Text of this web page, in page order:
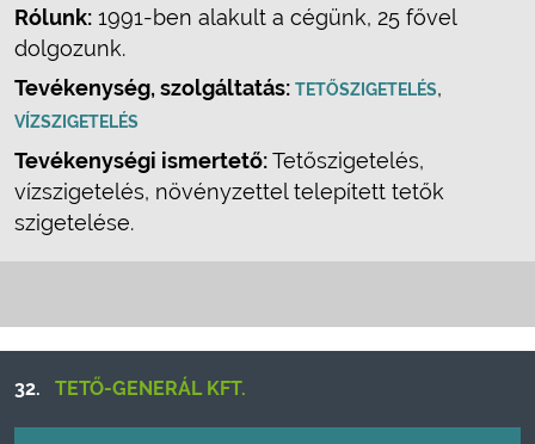
Rólunk: 1991-ben alakult a cégünk, 25 fővel
dolgozunk.
Tevékenység, szolgáltatás: TETŐSZIGETELÉS,
VÍZSZIGETELÉS
Tevékenységi ismertető:Tetőszigetelés,
vízszigetelés, növényzettel telepített tetők
szigetelése.
32. TETŐ-GENERÁL KFT.